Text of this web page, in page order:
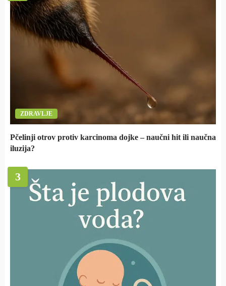
ZDRAVLJE
Pčelinji otrov protiv karcinoma dojke – naučni hit ili naučna
iluzija?
3